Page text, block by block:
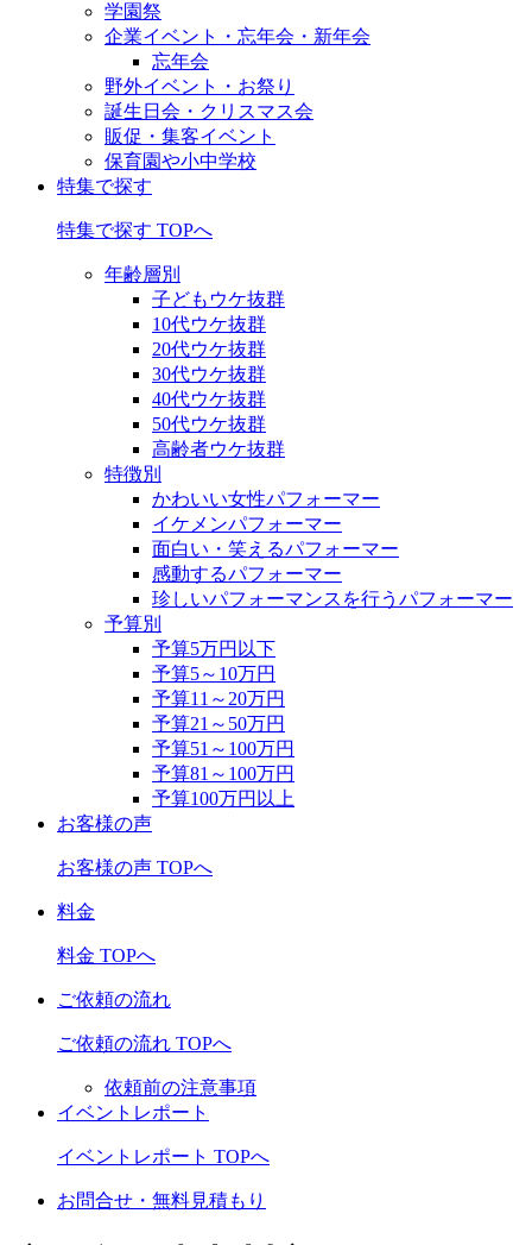
学園祭
企業イベント・忘年会・新年会
忘年会
野外イベント・お祭り
誕生日会・クリスマス会
販促・集客イベント
保育園や小中学校
特集で探す
特集で探す TOPへ
年齢層別
子どもウケ抜群
10代ウケ抜群
20代ウケ抜群
30代ウケ抜群
40代ウケ抜群
50代ウケ抜群
高齢者ウケ抜群
特徴別
かわいい女性パフォーマー
イケメンパフォーマー
面白い・笑えるパフォーマー
感動するパフォーマー
珍しいパフォーマンスを行うパフォーマー
予算別
予算5万円以下
予算5～10万円
予算11～20万円
予算21～50万円
予算51～100万円
予算81～100万円
予算100万円以上
お客様の声
お客様の声 TOPへ
料金
料金 TOPへ
ご依頼の流れ
ご依頼の流れ TOPへ
依頼前の注意事項
イベントレポート
イベントレポート TOPへ
お問合せ・無料見積もり